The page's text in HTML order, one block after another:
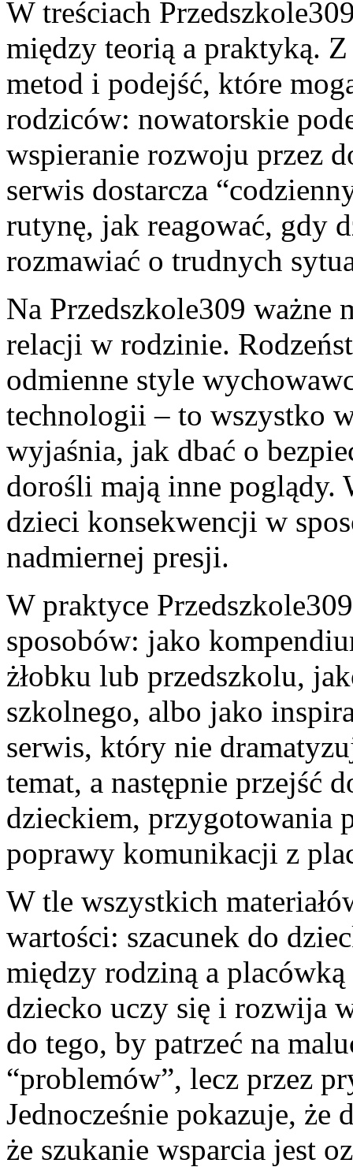
W treściach
między teorią a praktyką.
metod i podejść, które
rodziców: nowatorskie
wspieranie rozwoju przez
serwis dostarcza
rutynę, jak reagować, gdy
rozmawiać o trudnych
Na Przedszkole309 ważne
relacji w rodzinie.
odmienne style
technologii – to wszystko
wyjaśnia, jak dbać o
dorośli mają inne poglądy.
dzieci konsekwencji w
nadmiernej presji.
W praktyce
sposobów: jako
żłobku lub przedszkolu,
szkolnego, albo jako
serwis, który nie
temat, a następnie przejść
dzieckiem, przygotowania
poprawy komunikacji z
W tle wszystkich
wartości: szacunek do
między rodziną a
dziecko uczy się i rozwija
do tego, by patrzeć na
“problemów”, lecz przez
Jednocześnie pokazuje, że
że szukanie wsparcia jest